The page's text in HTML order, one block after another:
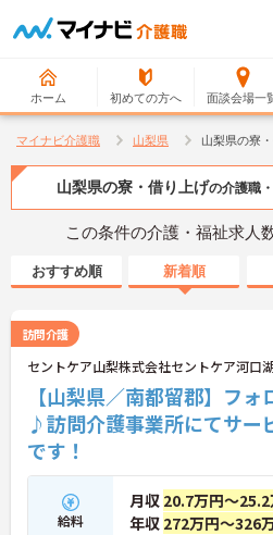
ホーム 初めての方へ 面談会場一
マイナビ介護職 山梨県 山梨県の寮
山梨県の寮・借り上げの介護職
この条件の介護・福祉求人
おすすめ順 新着順
訪問介護
セントケア山梨株式会社セントケア河口
【山梨県／南都留郡】フ
♪訪問介護事業所にてサー
です！
給料
月収 20.7万円～25.2
年収 272万円～326